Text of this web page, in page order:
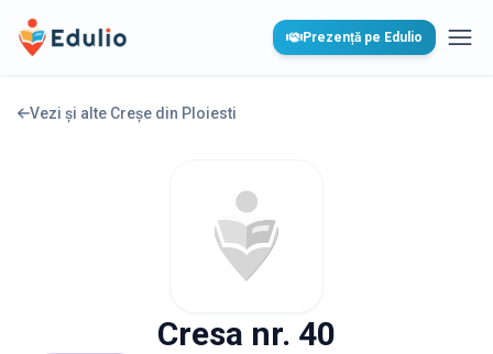
Edulio Prezență pe Edulio
Vezi și alte Creșe din Ploiesti
Cresa nr. 40